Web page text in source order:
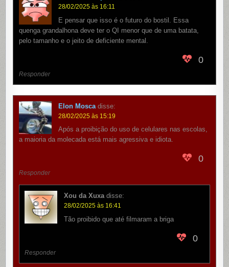
28/02/2025 às 16:11
E pensar que isso é o futuro do bostil. Essa
quenga grandalhona deve ter o QI menor que de uma batata,
pelo tamanho e o jeito de deficiente mental.
0
Responder
Elon Mosca disse:
28/02/2025 às 15:19
Após a proibição do uso de celulares nas escolas,
a maioria da molecada está mais agressiva e idiota.
0
Responder
Xou da Xuxa disse:
28/02/2025 às 16:41
Tão proibido que até filmaram a briga
0
Responder